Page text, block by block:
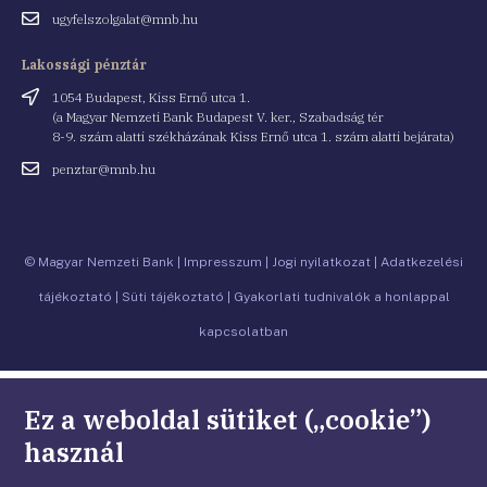
Emailugyfelszolgalat@mnb.hu
Lakossági pénztár
Cím
1054 Budapest, Kiss Ernő utca 1.
(a Magyar Nemzeti Bank Budapest V. ker., Szabadság tér
8-9. szám alatti székházának Kiss Ernő utca 1. szám alatti bejárata)
Emailpenztar@mnb.hu
© Magyar Nemzeti Bank Impresszum Jogi nyilatkozat| Adatkezelési
tájékoztató Süti tájékoztató Gyakorlati tudnivalók a honlappal
kapcsolatban
Ez a weboldal sütiket („cookie”)
használ